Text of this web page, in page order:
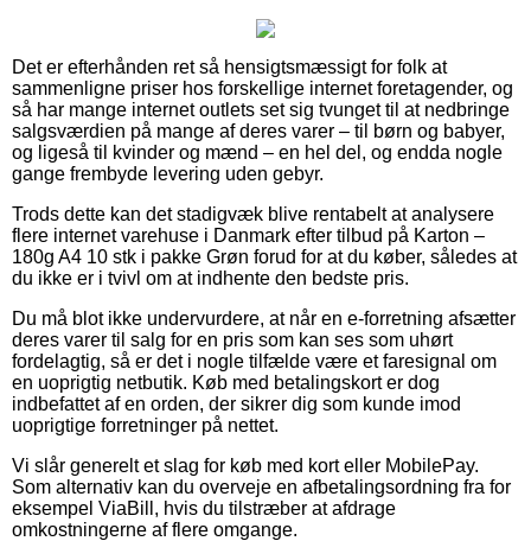
Det er efterhånden ret så hensigtsmæssigt for folk at
sammenligne priser hos forskellige internet foretagender, og
så har mange internet outlets set sig tvunget til at nedbringe
salgsværdien på mange af deres varer – til børn og babyer,
og ligeså til kvinder og mænd – en hel del, og endda nogle
gange frembyde levering uden gebyr.
Trods dette kan det stadigvæk blive rentabelt at analysere
flere internet varehuse i Danmark efter tilbud på Karton –
180g A4 10 stk i pakke Grøn forud for at du køber, således at
du ikke er i tvivl om at indhente den bedste pris.
Du må blot ikke undervurdere, at når en e-forretning afsætter
deres varer til salg for en pris som kan ses som uhørt
fordelagtig, så er det i nogle tilfælde være et faresignal om
en uoprigtig netbutik. Køb med betalingskort er dog
indbefattet af en orden, der sikrer dig som kunde imod
uoprigtige forretninger på nettet.
Vi slår generelt et slag for køb med kort eller MobilePay.
Som alternativ kan du overveje en afbetalingsordning fra for
eksempel ViaBill, hvis du tilstræber at afdrage
omkostningerne af flere omgange.